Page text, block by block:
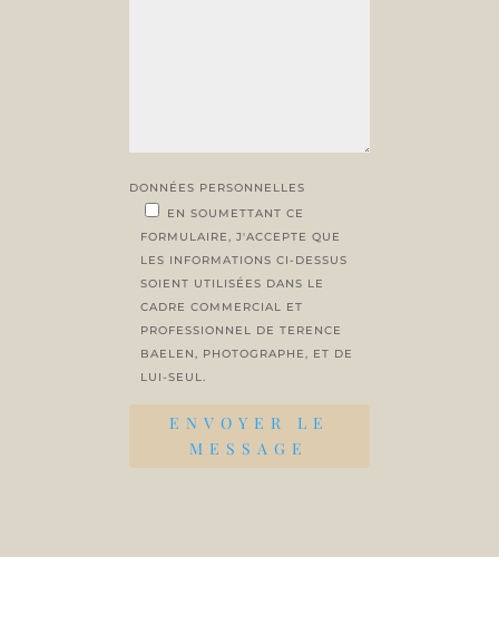
DONNÉES PERSONNELLES
EN SOUMETTANT CE
FORMULAIRE, J'ACCEPTE QUE
LES INFORMATIONS CI-DESSUS
SOIENT UTILISÉES DANS LE
CADRE COMMERCIAL ET
PROFESSIONNEL DE TERENCE
BAELEN, PHOTOGRAPHE, ET DE
LUI-SEUL.
ENVOYER LE
MESSAGE